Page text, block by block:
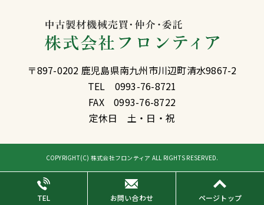
TEL お問い合わせ ページトップ
〒897-0202 鹿児島県南九州市川辺町清水9867-2
TEL 0993-76-8721
FAX 0993-76-8722
定休日 土・日・祝
COPYRIGHT(C) 株式会社フロンティア ALL RIGHTS RESERVED.